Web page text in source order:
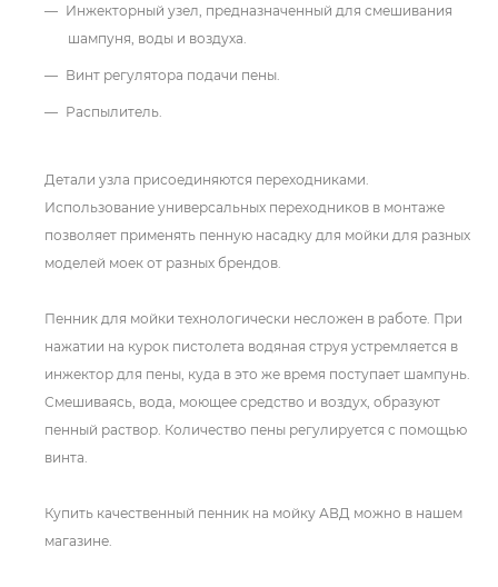
Инжекторный узел, предназначенный для смешивания
шампуня, воды и воздуха.
Винт регулятора подачи пены.
Распылитель.
Детали узла присоединяются переходниками.
Использование универсальных переходников в монтаже
позволяет применять пенную насадку для мойки для разных
моделей моек от разных брендов.
Пенник для мойки технологически несложен в работе. При
нажатии на курок пистолета водяная струя устремляется в
инжектор для пены, куда в это же время поступает шампунь.
Смешиваясь, вода, моющее средство и воздух, образуют
пенный раствор. Количество пены регулируется с помощью
винта.
Купить качественный пенник на мойку АВД можно в нашем
магазине.